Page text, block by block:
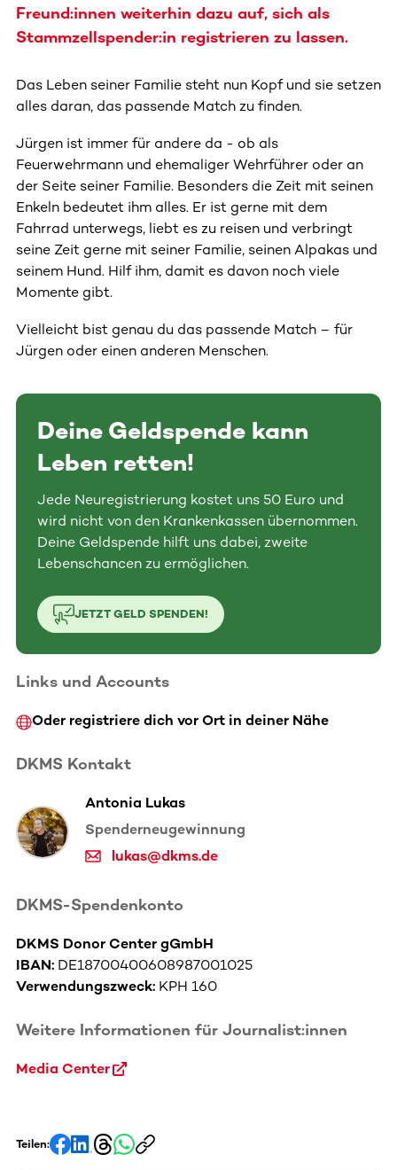
Freund:innen weiterhin dazu auf, sich als
Stammzellspender:in registrieren zu lassen.
Das Leben seiner Familie steht nun Kopf und sie setzen
alles daran, das passende Match zu finden.
Jürgen ist immer für andere da - ob als
Feuerwehrmann und ehemaliger Wehrführer oder an
der Seite seiner Familie. Besonders die Zeit mit seinen
Enkeln bedeutet ihm alles. Er ist gerne mit dem
Fahrrad unterwegs, liebt es zu reisen und verbringt
seine Zeit gerne mit seiner Familie, seinen Alpakas und
seinem Hund. Hilf ihm, damit es davon noch viele
Momente gibt.
Vielleicht bist genau du das passende Match – für
Jürgen oder einen anderen Menschen.
Deine Geldspende kann
Leben retten!
Jede Neuregistrierung kostet uns 50 Euro und
wird nicht von den Krankenkassen übernommen.
Deine Geldspende hilft uns dabei, zweite
Lebenschancen zu ermöglichen.
JETZT GELD SPENDEN!
Links und Accounts
Oder registriere dich vor Ort in deiner Nähe
DKMS Kontakt
Antonia Lukas
Spenderneugewinnung
lukas@dkms.de
DKMS-Spendenkonto
DKMS Donor Center gGmbH
IBAN: DE18700400608987001025
Verwendungszweck: KPH 160
Weitere Informationen für Journalist:innen
Media Center
Teilen: